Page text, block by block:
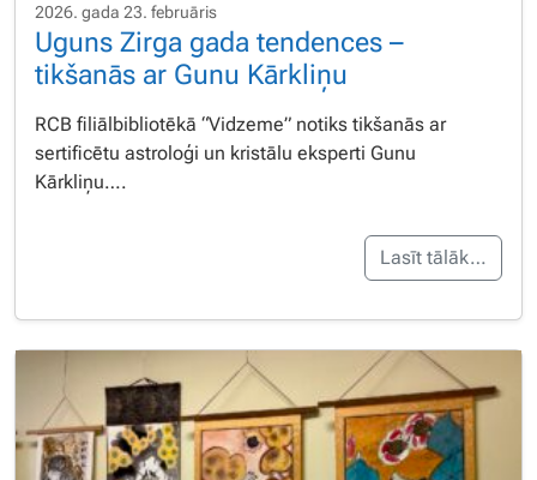
2026. gada 23. februāris
Uguns Zirga gada tendences –
tikšanās ar Gunu Kārkliņu
RCB filiālbibliotēkā “Vidzeme” notiks tikšanās ar
sertificētu astroloģi un kristālu eksperti Gunu
Kārkliņu….
Lasīt tālāk…